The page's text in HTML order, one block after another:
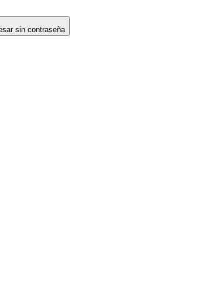
sin contraseña